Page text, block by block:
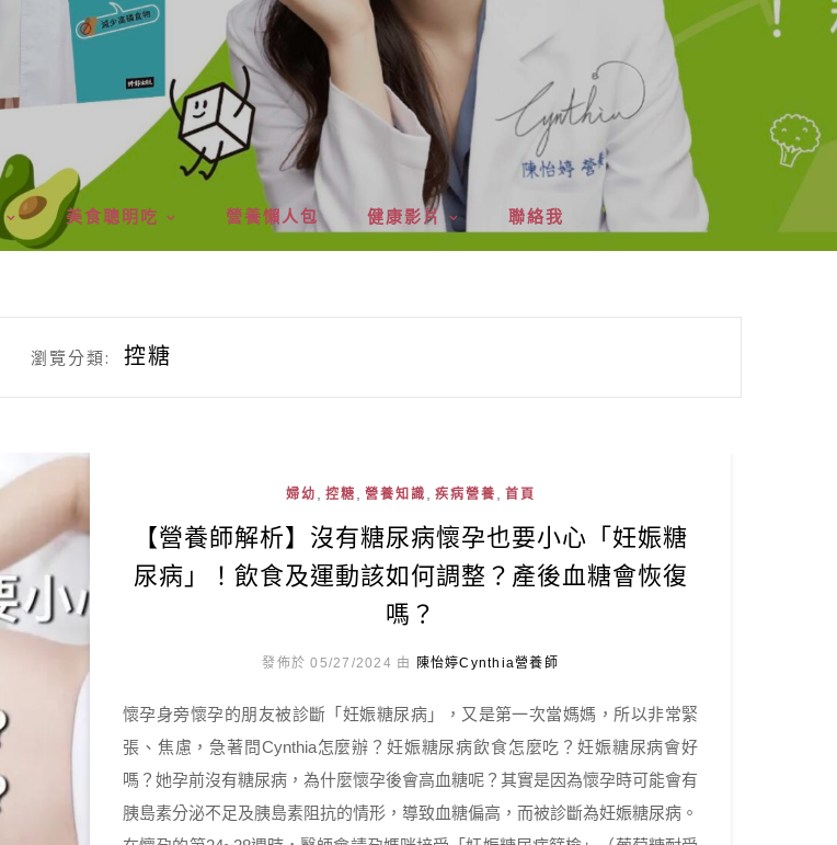
美食聰明吃 營養懶人包 健康影片 聯絡我
瀏覽分類: 控糖
婦幼 控糖 營養知識 疾病營養 首頁
【營養師解析】沒有糖尿病懷孕也要小心「妊娠糖
尿病」！飲食及運動該如何調整？產後血糖會恢復
嗎？
發佈於 05/27/2024 由 陳怡婷Cynthia營養師
懷孕身旁懷孕的朋友被診斷「妊娠糖尿病」，又是第一次當媽媽，所以非常緊
張、焦慮，急著問Cynthia怎麼辦？妊娠糖尿病飲食怎麼吃？妊娠糖尿病會好
嗎？她孕前沒有糖尿病，為什麼懷孕後會高血糖呢？其實是因為懷孕時可能會有
胰島素分泌不足及胰島素阻抗的情形，導致血糖偏高，而被診斷為妊娠糖尿病。